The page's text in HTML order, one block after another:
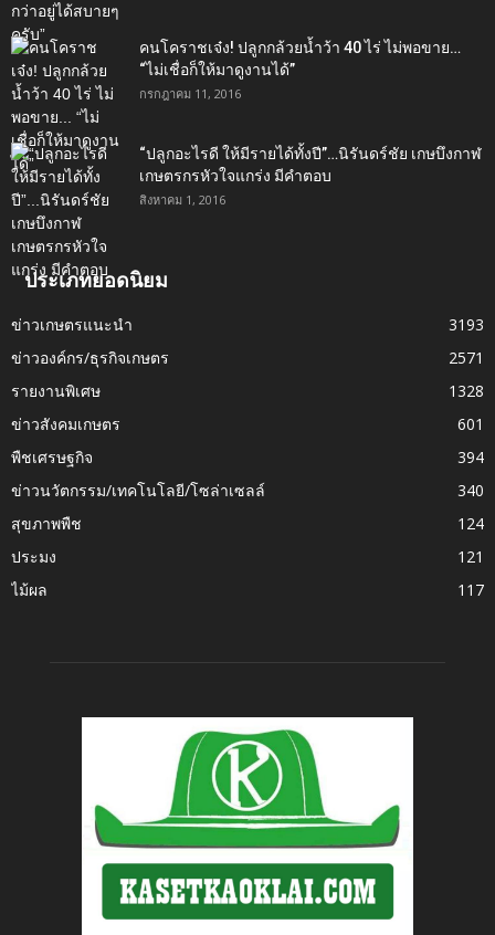
คนโคราชเจ๋ง! ปลูกกล้วยน้ำว้า 40 ไร่ ไม่พอขาย…
“ไม่เชื่อก็ให้มาดูงานได้”‬
กรกฎาคม 11, 2016
“ปลูกอะไรดี ให้มีรายได้ทั้งปี”…นิรันดร์ชัย เกษบึงกาฬ
เกษตรกรหัวใจแกร่ง มีคำตอบ
สิงหาคม 1, 2016
ประเภทยอดนิยม
ข่าวเกษตรแนะนำ
3193
ข่าวองค์กร/ธุรกิจเกษตร
2571
รายงานพิเศษ
1328
ข่าวสังคมเกษตร
601
พืชเศรษฐกิจ
394
ข่าวนวัตกรรม/เทคโนโลยี/โซล่าเซลล์
340
สุขภาพพืช
124
ประมง
121
ไม้ผล
117